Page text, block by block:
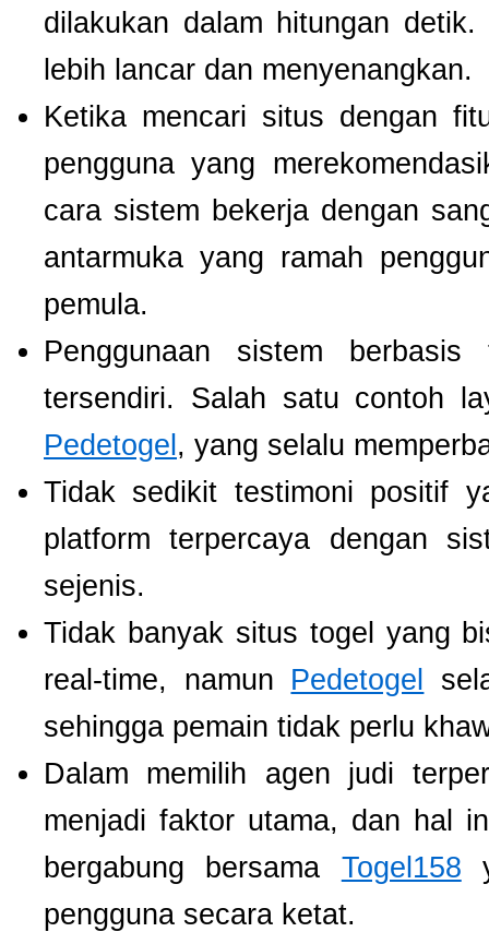
dilakukan dalam hitungan
lebih lancar dan menyenangkan.
Ketika mencari situs dengan
pengguna yang
cara sistem bekerja dengan
antarmuka yang ramah
pemula.
Penggunaan sistem
tersendiri. Salah satu contoh
Pedetogel , yang selalu
Tidak sedikit testimoni positif
platform terpercaya dengan
sejenis.
Tidak banyak situs togel yang
real-time, namun Pedetogel
sehingga pemain tidak perlu
Dalam memilih agen judi
menjadi faktor utama, dan hal
bergabung bersama Togel158
pengguna secara ketat.